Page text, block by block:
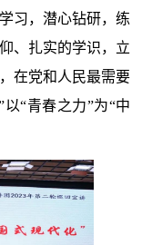
习，潜心钻研，练
、扎实的学识，立
在党和人民最需要
“青春之力”为“中